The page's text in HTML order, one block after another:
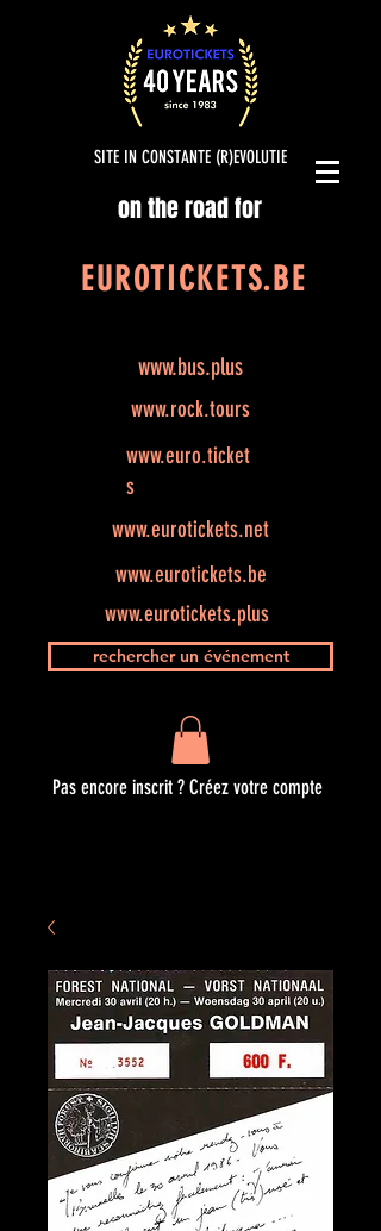
SITE IN CONSTANTE (R)EVOLUTIE
on the road for
EUROTICKETS.BE
www.bus.plus
www.rock.tours
www.euro.ticket
s
www.eurotickets.net
www.eurotickets.be
www.eurotickets.plus
rechercher un événement
Pas encore inscrit ? Créez votre compte